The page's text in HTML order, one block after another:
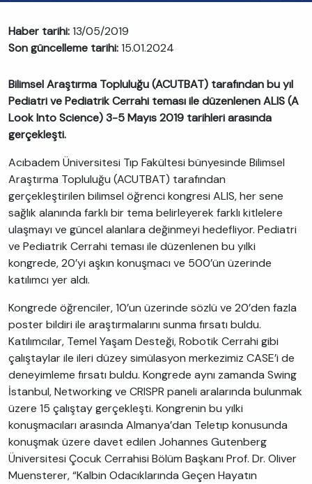
Haber tarihi:13/05/2019
Son güncelleme tarihi:15.01.2024
Bilimsel Araştırma Topluluğu (ACUTBAT) tarafından bu yıl
Pediatri ve Pediatrik Cerrahi teması ile düzenlenen ALIS (A
Look Into Science) 3-5 Mayıs 2019 tarihleri arasında
gerçekleşti.
Acıbadem Üniversitesi Tıp Fakültesi bünyesinde Bilimsel
Araştırma Topluluğu (ACUTBAT) tarafından
gerçekleştirilen bilimsel öğrenci kongresi ALIS, her sene
sağlık alanında farklı bir tema belirleyerek farklı kitlelere
ulaşmayı ve güncel alanlara değinmeyi hedefliyor. Pediatri
ve Pediatrik Cerrahi teması ile düzenlenen bu yılki
kongrede, 20’yi aşkın konuşmacı ve 500’ün üzerinde
katılımcı yer aldı.
Kongrede öğrenciler, 10’un üzerinde sözlü ve 20’den fazla
poster bildiri ile araştırmalarını sunma fırsatı buldu.
Katılımcılar, Temel Yaşam Desteği, Robotik Cerrahi gibi
çalıştaylar ile ileri düzey simülasyon merkezimiz CASE’i de
deneyimleme fırsatı buldu. Kongrede aynı zamanda Swing
İstanbul, Networking ve CRISPR paneli aralarında bulunmak
üzere 15 çalıştay gerçekleşti. Kongrenin bu yılki
konuşmacıları arasında Almanya’dan Teletıp konusunda
konuşmak üzere davet edilen Johannes Gutenberg
Üniversitesi Çocuk Cerrahisi Bölüm Başkanı Prof. Dr. Oliver
Muensterer, “Kalbin Odacıklarında Geçen Hayatın